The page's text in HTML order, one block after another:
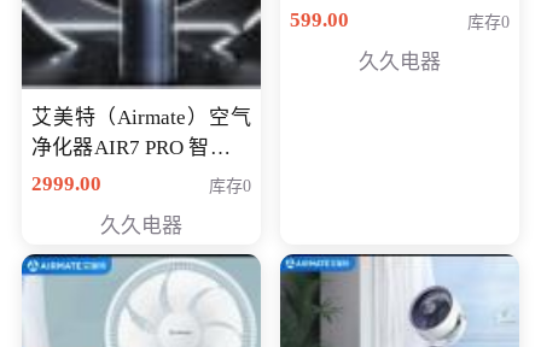
艾美特（Airmate）空气
净化器AIR7 PRO 智能全
屋空气循环负离子旗舰
2999.00 库存0
久久电器
流变频节能轻音空气循
鹅，白天鹅智能)
599.00 库存0
久久电器